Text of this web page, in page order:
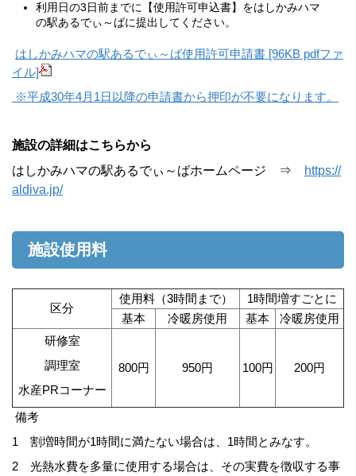
利用日の3日前までに【使用許可申込書】をはしかみハマ
の駅あるでぃ～ばに提出してください。
はしかみハマの駅あるでぃ～ば使用許可申請書 [96KB pdfファ
イル]
※平成30年4月1日以降の申請書から押印が不要になります。
施設の詳細はこちらから
はしかみハマの駅あるでぃ～ばホームページ ⇒
https://
aldiva.jp/
施設使用料
区分
使用料（3時間まで）
1時間増すごとに
基本
冷暖房使用 基本
冷暖房使用
研修室
調理室
水産PRコーナー
800円 950円 100円 200円
備考
1 割増時間が1時間に満たない場合は、1時間とみなす。
2 光熱水費を多量に使用する場合は、その実費を徴収する事